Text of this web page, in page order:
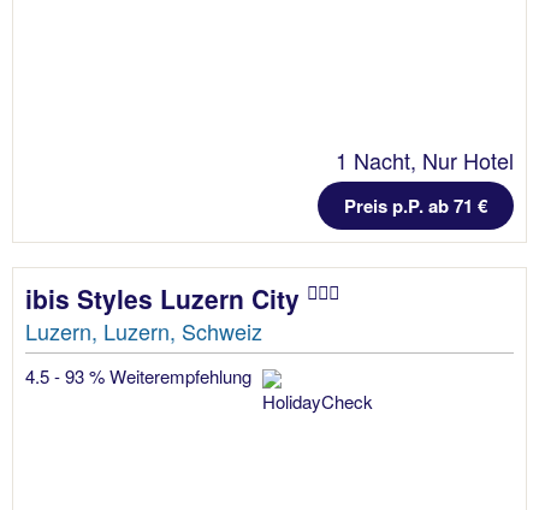
1 Nacht, Nur Hotel
Preis p.P. ab 71 €
ibis Styles Luzern City
Luzern, Luzern, Schweiz
4.5 - 93 % Weiterempfehlung